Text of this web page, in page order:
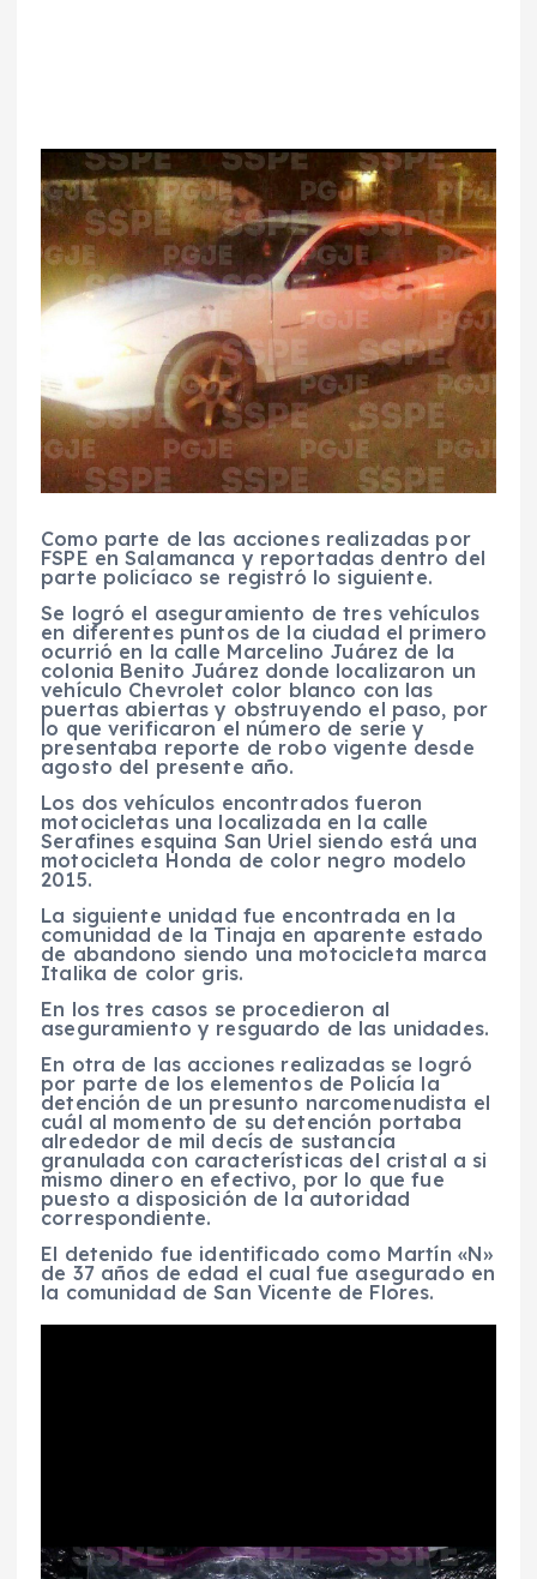
Como parte de las acciones realizadas por
FSPE en Salamanca y reportadas dentro del
parte policíaco se registró lo siguiente.
Se logró el aseguramiento de tres vehículos
en diferentes puntos de la ciudad el primero
ocurrió en la calle Marcelino Juárez de la
colonia Benito Juárez donde localizaron un
vehículo Chevrolet color blanco con las
puertas abiertas y obstruyendo el paso, por
lo que verificaron el número de serie y
presentaba reporte de robo vigente desde
agosto del presente año.
Los dos vehículos encontrados fueron
motocicletas una localizada en la calle
Serafines esquina San Uriel siendo está una
motocicleta Honda de color negro modelo
2015.
La siguiente unidad fue encontrada en la
comunidad de la Tinaja en aparente estado
de abandono siendo una motocicleta marca
Italika de color gris.
En los tres casos se procedieron al
aseguramiento y resguardo de las unidades.
En otra de las acciones realizadas se logró
por parte de los elementos de Policía la
detención de un presunto narcomenudista el
cuál al momento de su detención portaba
alrededor de mil decís de sustancia
granulada con características del cristal a si
mismo dinero en efectivo, por lo que fue
puesto a disposición de la autoridad
correspondiente.
El detenido fue identificado como Martín «N»
de 37 años de edad el cual fue asegurado en
la comunidad de San Vicente de Flores.